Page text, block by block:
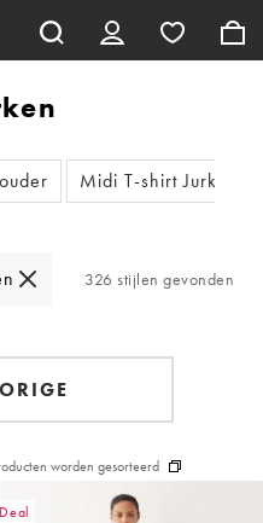
Midi T-shirt Jurken
326 stijlen gevonden
worden gesorteerd
Deal